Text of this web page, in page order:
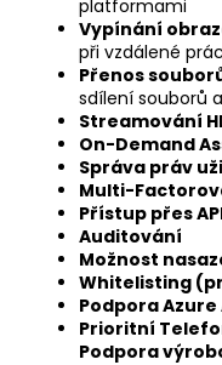
platformami
Vypínání
při vzdálené
Přenos
sdílení souborů
Streamování
On-Demand
Správa práv
Multi-
Přístup přes
Auditování
Možnost
Whitelisting
Podpora Azure
Prioritní
Podpora